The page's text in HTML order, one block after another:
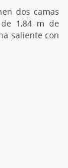
dos camas
1,84 m de
saliente con